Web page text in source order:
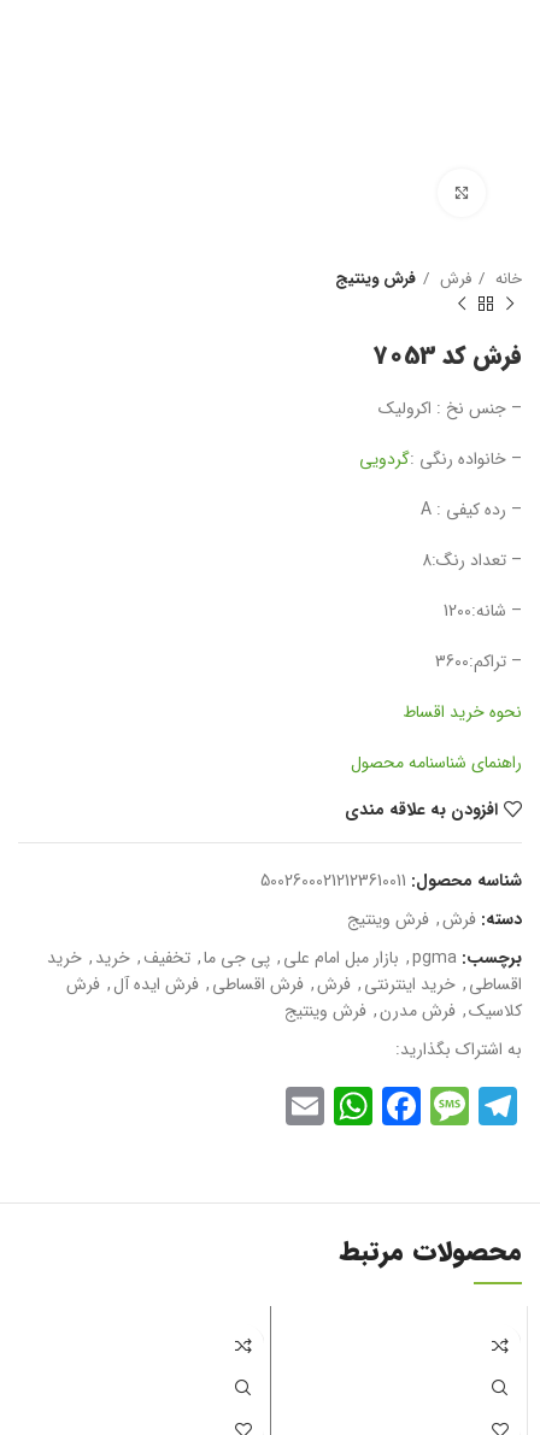
خانه فرش فرش وینتیج
فرش کد 7053
– جنس نخ : اکرولیک
– خانواده رنگی :گردویی
– رده کیفی : A
– تعداد رنگ:8
– شانه:1200
– تراکم:3600
نحوه خرید اقساط
راهنمای شناسنامه محصول
افزودن به علاقه مندی
شناسه محصول: 50026000212123610011
دسته: فرش, فرش وینتیج
برچسب: pgma
, بازار مبل امام علی, پی جی ما, تخفیف, خرید, خرید
اقساطی, خرید اینترنتی, فرش, فرش اقساطی, فرش ایده آل, فرش
کلاسیک, فرش مدرن, فرش وینتیج
به اشتراک بگذارید:
Telegram
Message
Facebook
WhatsApp
محصولات مرتبط